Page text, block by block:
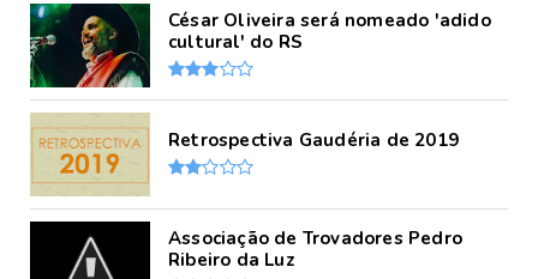
César Oliveira será nomeado 'adido
cultural' do RS
Retrospectiva Gaudéria de 2019
Associação de Trovadores Pedro
Ribeiro da Luz